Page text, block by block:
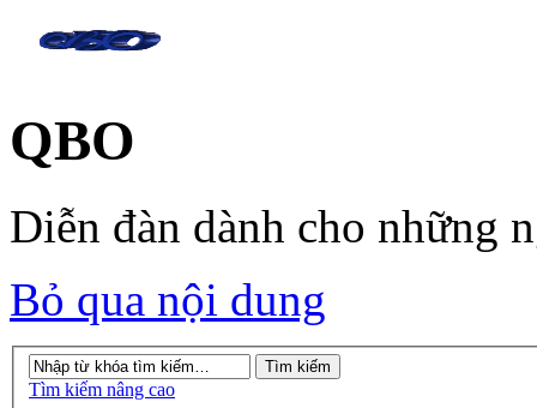
QBO
Diễn đàn dành cho những
Bỏ qua nội dung
Tìm kiếm nâng cao